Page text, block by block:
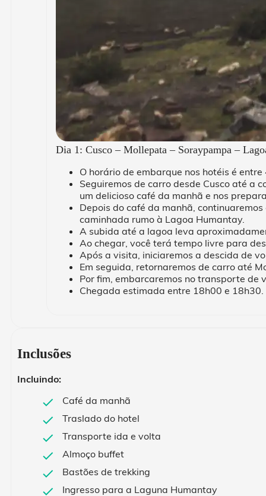
Dia 1: Cusco – Mollepata – Soraypampa –
O horário de embarque nos hotéis é
Seguiremos de carro desde Cusco até a
um delicioso café da manhã e nos
Depois do café da manhã,
caminhada rumo à Lagoa Humantay.
A subida até a lagoa leva
Ao chegar, você terá tempo livre para
Após a visita, iniciaremos a descida de
Em seguida, retornaremos de carro até
Por fim, embarcaremos no transporte de
Chegada estimada entre 18h00 e 18h30.
Inclusões
Incluindo:
Café da manhã
Traslado do hotel
Transporte ida e volta
Almoço buffet
Bastões de trekking
Ingresso para a Laguna Humantay